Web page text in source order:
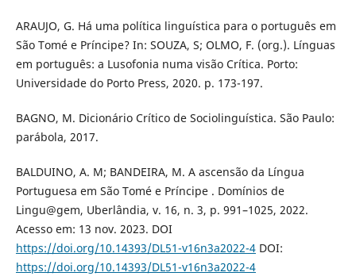
ARAUJO, G. Há uma política linguística para o português em
São Tomé e Príncipe? In: SOUZA, S; OLMO, F. (org.). Línguas
em português: a Lusofonia numa visão Crítica. Porto:
Universidade do Porto Press, 2020. p. 173-197.
BAGNO, M. Dicionário Crítico de Sociolinguística. São Paulo:
parábola, 2017.
BALDUINO, A. M; BANDEIRA, M. A ascensão da Língua
Portuguesa em São Tomé e Príncipe . Domínios de
Lingu@gem, Uberlândia, v. 16, n. 3, p. 991–1025, 2022.
Acesso em: 13 nov. 2023. DOI
https://doi.org/10.14393/DL51-v16n3a2022-4DOI:
https://doi.org/10.14393/DL51-v16n3a2022-4